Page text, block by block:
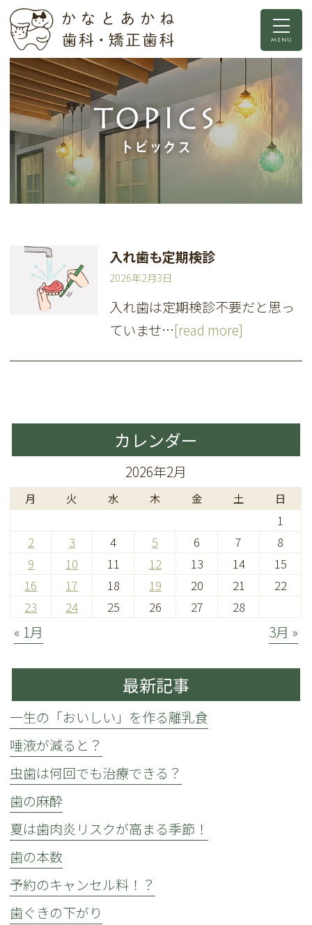
トピックス
TOPICS
入れ歯も定期検診
2026年2月3日
入れ歯は定期検診不要だと思っ
ていませ…[read more]
カレンダー
2026年2月
月 火 水 木 金 土 日
1
2
3 4 5 6 7
8
9
10 11 12 13 14
15
16
17 18 19 20 21
22
23
24 25 26 27 28
« 1月 3月 »
最新記事
一生の「おいしい」を作る離乳食
唾液が減ると？
虫歯は何回でも治療できる？
歯の麻酔
夏は歯肉炎リスクが高まる季節！
歯の本数
予約のキャンセル料！？
歯ぐきの下がり